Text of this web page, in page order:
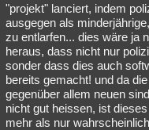
"projekt" lanciert, indem
ausgegen als
zu entlarfen... dies wäre ja
heraus, dass nicht nur
sonder dass dies auch
bereits gemacht! und da
gegenüber allem neuen
nicht gut heissen, ist
mehr als nur